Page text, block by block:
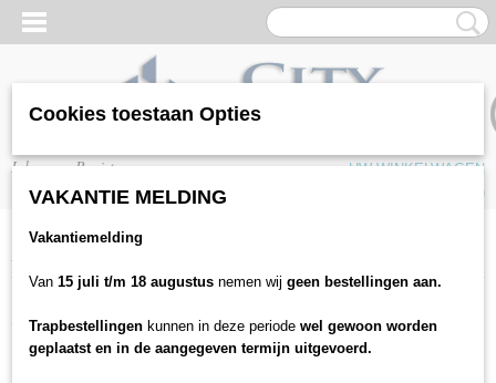
Inloggen Registreren
UW WINKELWAGEN
(0)
Home
Archief
11 March 2021 PVC vloeren Den Haag
Cookies toestaan Opties
VAKANTIE MELDING
Vakantiemelding
Van 15 juli t/m 18 augustus nemen wij geen bestellingen aan.
Trapbestellingen kunnen in deze periode wel gewoon worden
geplaatst en in de aangegeven termijn uitgevoerd.